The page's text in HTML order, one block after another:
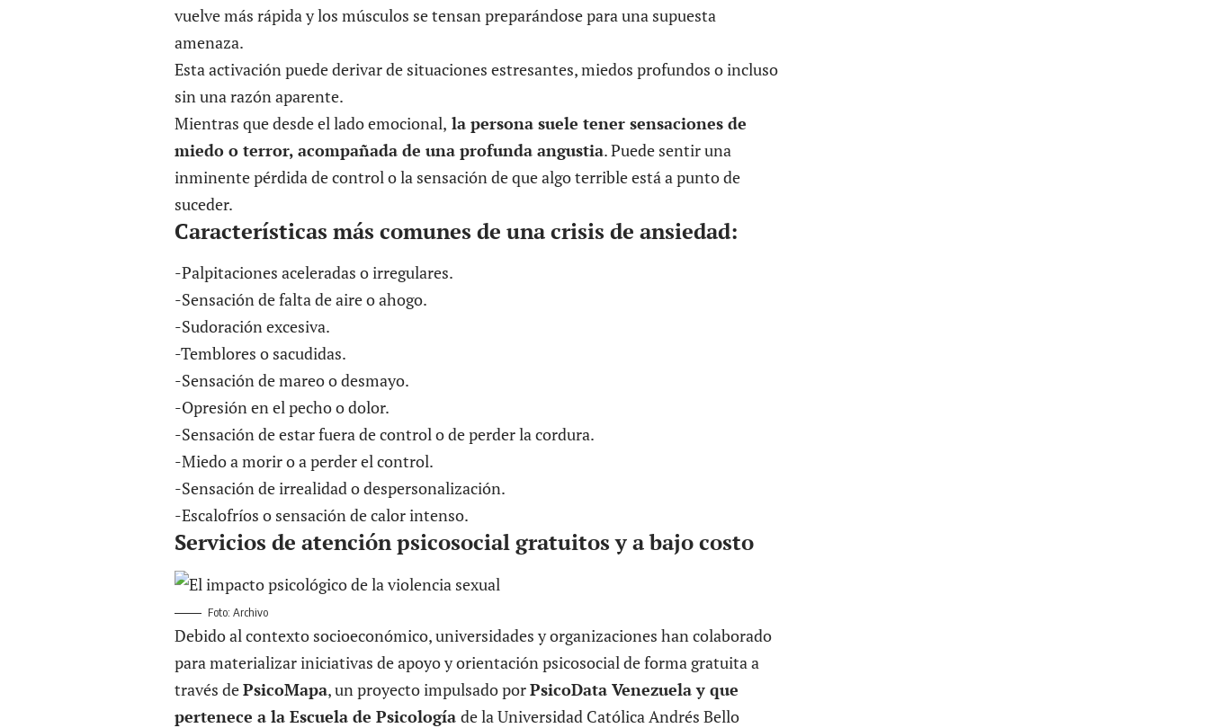
vuelve más rápida y los músculos se tensan preparándose para una supuesta
amenaza.
Esta activación puede derivar de situaciones estresantes, miedos profundos o incluso
sin una razón aparente.
Mientras que desde el lado emocional, la persona suele tener sensaciones de
miedo o terror, acompañada de una profunda angustia. Puede sentir una
inminente pérdida de control o la sensación de que algo terrible está a punto de
suceder.
Características más comunes de una crisis de ansiedad:
-Palpitaciones aceleradas o irregulares.
-Sensación de falta de aire o ahogo.
-Sudoración excesiva.
-Temblores o sacudidas.
-Sensación de mareo o desmayo.
-Opresión en el pecho o dolor.
-Sensación de estar fuera de control o de perder la cordura.
-Miedo a morir o a perder el control.
-Sensación de irrealidad o despersonalización.
-Escalofríos o sensación de calor intenso.
Servicios de atención psicosocial gratuitos y a bajo costo
Foto: Archivo
Debido al contexto socioeconómico, universidades y organizaciones han colaborado
para materializar iniciativas de apoyo y orientación psicosocial de forma gratuita a
través dePsicoMapa, un proyecto impulsado porPsicoData Venezuela y que
pertenece a la Escuela de Psicología de la Universidad Católica Andrés Bello